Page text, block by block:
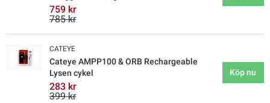
759 kr
785 kr
CATEYE
Cateye AMPP100 & ORB Rechargeable
Lysen cykel
283 kr
399 kr
Köp nu